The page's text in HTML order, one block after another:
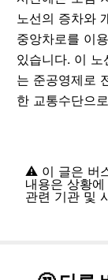
노선의 증차와
중앙차로를 이
있습니다. 이
는 준공영제로
한 교통수단으
⚠️ 이 글은 버
내용은 상황
관련 기관 및